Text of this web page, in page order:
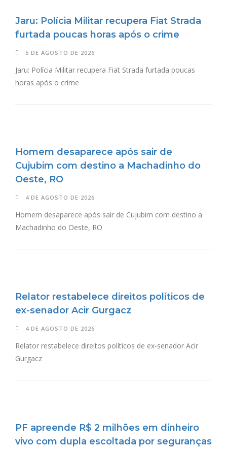
Jaru: Polícia Militar recupera Fiat Strada
furtada poucas horas após o crime
5 DE AGOSTO DE 2026
Jaru: Polícia Militar recupera Fiat Strada furtada poucas
horas após o crime
Homem desaparece após sair de
Cujubim com destino a Machadinho do
Oeste, RO
4 DE AGOSTO DE 2026
Homem desaparece após sair de Cujubim com destino a
Machadinho do Oeste, RO
Relator restabelece direitos políticos de
ex-senador Acir Gurgacz
4 DE AGOSTO DE 2026
Relator restabelece direitos políticos de ex-senador Acir
Gurgacz
PF apreende R$ 2 milhões em dinheiro
vivo com dupla escoltada por seguranças